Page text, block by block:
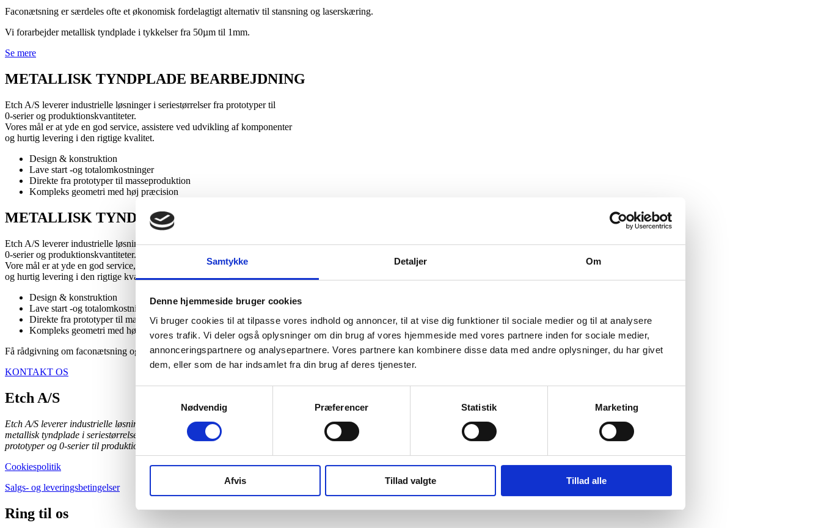
Samtykke Detaljer Om
Denne hjemmeside bruger cookies
Vi bruger cookies til at tilpasse vores indhold og annoncer, til at vise dig funktioner til sociale medier og til at analysere
vores trafik. Vi deler også oplysninger om din brug af vores hjemmeside med vores partnere inden for sociale medier,
annonceringspartnere og analysepartnere. Vores partnere kan kombinere disse data med andre oplysninger, du har givet
dem, eller som de har indsamlet fra din brug af deres tjenester.
Nødvendig
Præferencer Statistik Marketing
Afvis Tillad valgte Tillad alle
Faconætsning er særdeles ofte et økonomisk fordelagtigt alternativ til stansning og laserskæring.
Vi forarbejder metallisk tyndplade i tykkelser fra 50µm til 1mm.
Se mere
METALLISK TYNDPLADE BEARBEJDNING
Etch A/S leverer industrielle løsninger i seriestørrelser fra prototyper til
0-serier og produktionskvantiteter.
Vores mål er at yde en god service, assistere ved udvikling af komponenter
og hurtig levering i den rigtige kvalitet.
Design & konstruktion
Lave start -og totalomkostninger
Direkte fra prototyper til masseproduktion
Kompleks geometri med høj præcision
METALLISK TYNDPLADE BEARBEJDNING
Etch A/S leverer industrielle løsninger i seriestørrelser fra prototyper til
0-serier og produktionskvantiteter.
Vore mål er at yde en god service, assistere ved udvikling af komponenter
og hurtig levering i den rigtige kvalitet.
Design & konstruktion
Lave start -og totalomkostninger
Direkte fra prototyper til masseproduktion
Kompleks geometri med høj præcision
Få rådgivning om faconætsning og hvad der er den bedste løsning for jer
KONTAKT OS
Etch A/S
Etch A/S leverer industrielle løsninger i
metallisk tyndplade i seriestørrelser fra
prototyper og 0-serier til produktionskvantiteter.
Cookiespolitik
Salgs- og leveringsbetingelser
Ring til os